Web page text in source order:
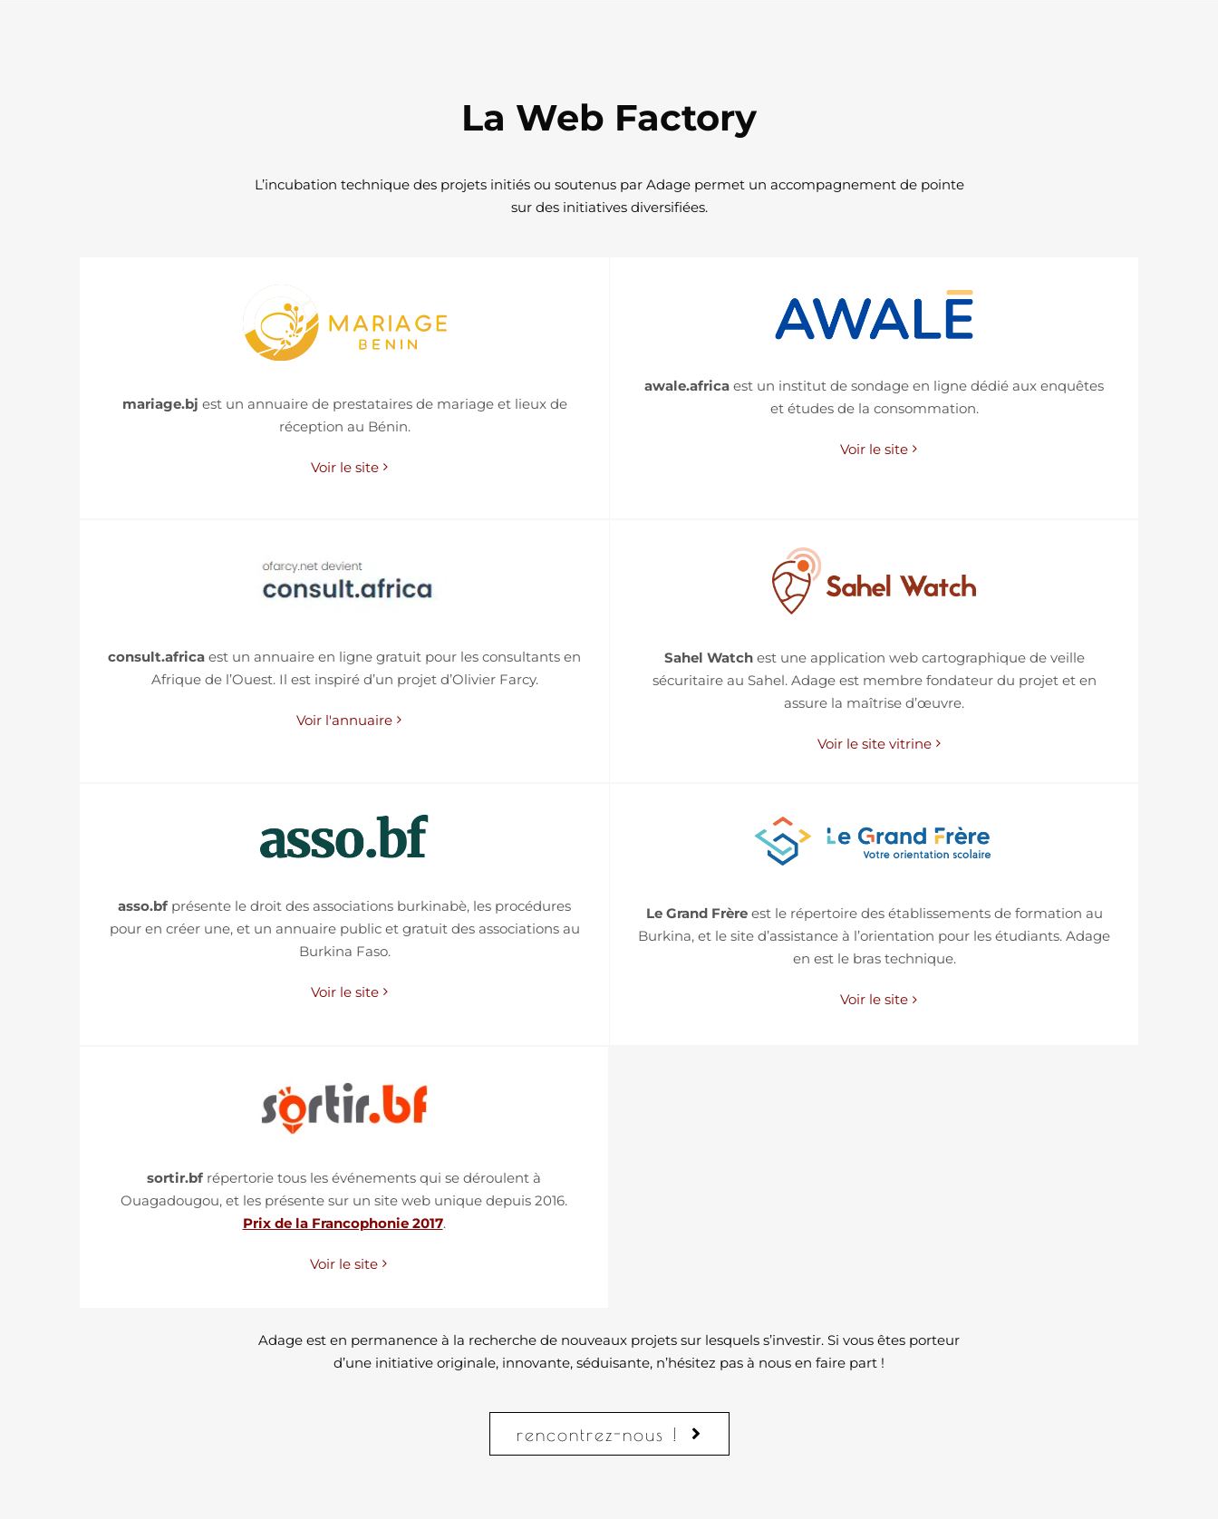
La Web Factory
L’incubation technique des projets initiés ou soutenus par Adage permet un accompagnement de pointe
sur des initiatives diversifiées.
mariage.bj est un annuaire de prestataires de mariage et lieux de
réception au Bénin.
Voir le site
awale.africa est un institut de sondage en ligne dédié aux enquêtes
et études de la consommation.
Voir le site
consult.africa est un annuaire en ligne gratuit pour les consultants en
Afrique de l’Ouest. Il est inspiré d’un projet d’Olivier Farcy.
Voir l'annuaire
Sahel Watchest une application web cartographique de veille
sécuritaire au Sahel. Adage est membre fondateur du projet et en
assure la maîtrise d’œuvre.
Voir le site vitrine
asso.bf présente le droit des associations burkinabè, les procédures
pour en créer une, et un annuaire public et gratuit des associations au
Burkina Faso.
Voir le site
Le Grand Frèreest le répertoire des établissements de formation au
Burkina, et le site d’assistance à l’orientation pour les étudiants. Adage
en est le bras technique.
Voir le site
sortir.bf répertorie tous les événements qui se déroulent à
Ouagadougou, et les présente sur un site web unique depuis 2016.
Prix de la Francophonie 2017.
Voir le site
Adage est en permanence à la recherche de nouveaux projets sur lesquels s’investir. Si vous êtes porteur
d’une initiative originale, innovante, séduisante, n’hésitez pas à nous en faire part !
rencontrez-nous !